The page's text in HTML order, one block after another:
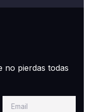
no pierdas todas
Email